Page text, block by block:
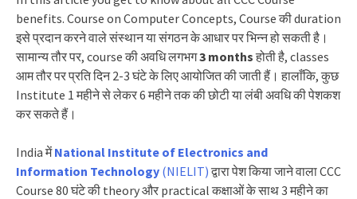
benefits. Course on Computer Concepts, Course की duration
इसे प्रदान करने वाले संस्थान या संगठन के आधार पर भिन्न हो सकती है।
सामान्य तौर पर, course की अवधि लगभग3 monthsहोती है, classes
आम तौर पर प्रति दिन 2-3 घंटे के लिए आयोजित की जाती हैं। हालाँकि, कुछ
Institute 1 महीने से लेकर 6 महीने तक की छोटी या लंबी अवधि की पेशकश
कर सकते हैं।
India मेंNational Institute of Electronics and
Information Technology (NIELIT)द्वारा पेश किया जाने वाला CCC
Course 80 घंटे की theory और practical कक्षाओं के साथ 3 महीने का